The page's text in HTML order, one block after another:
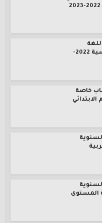
العربية والفرنسية 2022-
خاصة
الابتدائي
المستوى